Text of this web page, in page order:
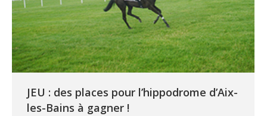
JEU : des places pour l’hippodrome d’Aix-
les-Bains à gagner !